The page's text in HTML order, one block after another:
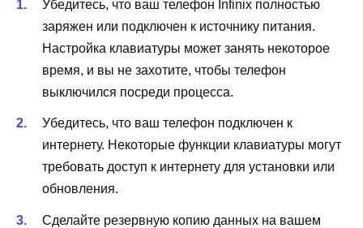
Убедитесь, что ваш телефон Infinix полностью
заряжен или подключен к источнику питания.
Настройка клавиатуры может занять некоторое
время, и вы не захотите, чтобы телефон
выключился посреди процесса.
Убедитесь, что ваш телефон подключен к
интернету. Некоторые функции клавиатуры могут
требовать доступ к интернету для установки или
обновления.
Сделайте резервную копию данных на вашем